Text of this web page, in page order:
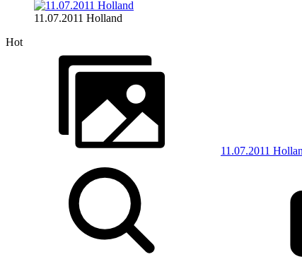
11.07.2011 Holland
Hot
11.07.2011